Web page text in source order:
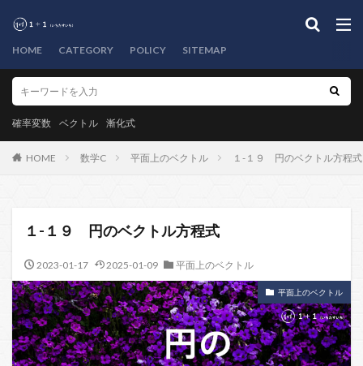
HOME CATEGORY POLICY SITEMAP
確率変数 ベクトル 漸化式
HOME 数学C 平面上のベクトル １-１９ 円のベクトル方程式
１-１９ 円のベクトル方程式
2023-01-17 2025-01-09 平面上のベクトル
平面上のベクトル